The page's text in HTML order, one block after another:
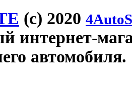
(c) 2020
интернет-
автомобиля.